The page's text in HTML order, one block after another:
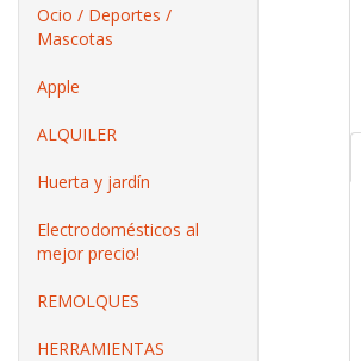
Ocio / Deportes /
Mascotas
Apple
ALQUILER
Huerta y jardín
Electrodomésticos al
mejor precio!
REMOLQUES
HERRAMIENTAS